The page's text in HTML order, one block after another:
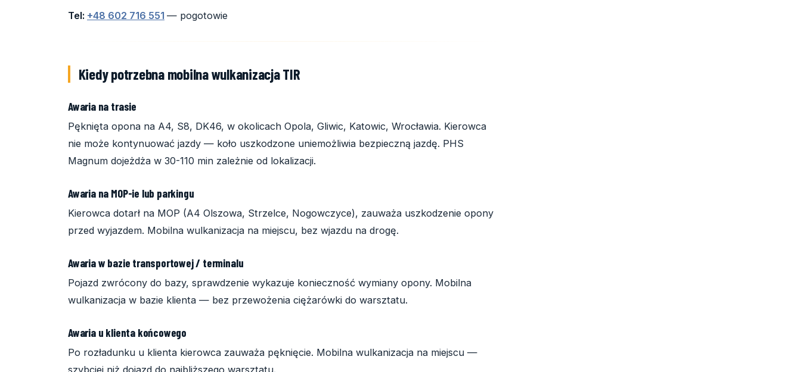
Tel: +48 602 716 551 — pogotowie
Kiedy potrzebna mobilna wulkanizacja TIR
Awaria na trasie
Pęknięta opona na A4, S8, DK46, w okolicach Opola, Gliwic, Katowic, Wrocławia. Kierowca
nie może kontynuować jazdy — koło uszkodzone uniemożliwia bezpieczną jazdę. PHS
Magnum dojeżdża w 30-110 min zależnie od lokalizacji.
Awaria na MOP-ie lub parkingu
Kierowca dotarł na MOP (A4 Olszowa, Strzelce, Nogowczyce), zauważa uszkodzenie opony
przed wyjazdem. Mobilna wulkanizacja na miejscu, bez wjazdu na drogę.
Awaria w bazie transportowej / terminalu
Pojazd zwrócony do bazy, sprawdzenie wykazuje konieczność wymiany opony. Mobilna
wulkanizacja w bazie klienta — bez przewożenia ciężarówki do warsztatu.
Awaria u klienta końcowego
Po rozładunku u klienta kierowca zauważa pęknięcie. Mobilna wulkanizacja na miejscu —